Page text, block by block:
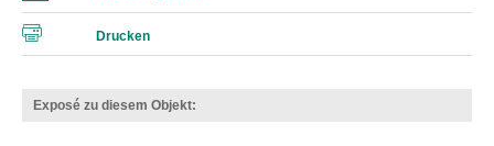
Drucken
Exposé zu diesem Objekt: